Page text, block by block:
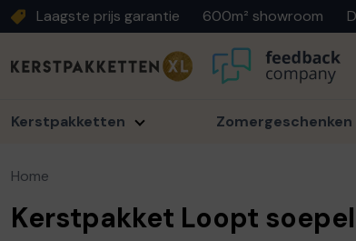
Laagste prijs garantie 600m² showroom
Kerstpakketten Zomergeschenken
Home
Kerstpakket Loopt soepel